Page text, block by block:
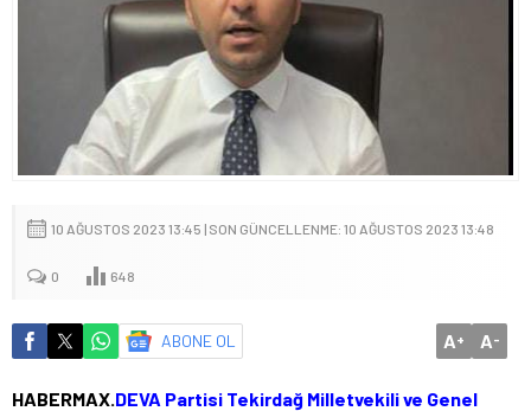
10 AĞUSTOS 2023 13:45 | SON GÜNCELLENME: 10 AĞUSTOS 2023 13:48
0 648
ABONE OL A+ A-
HABERMAX. DEVA Partisi Tekirdağ Milletvekili ve Genel